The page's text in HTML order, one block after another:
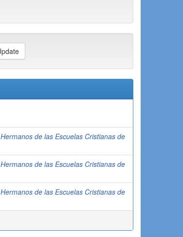
Hermanos de las Escuelas Cristianas de
Hermanos de las Escuelas Cristianas de
Hermanos de las Escuelas Cristianas de